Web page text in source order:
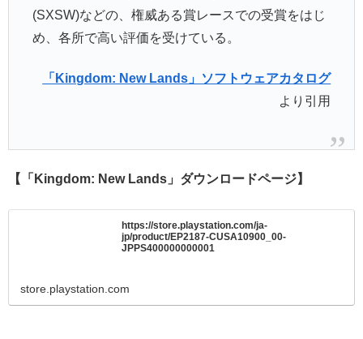
(SXSW)などの、権威ある賞レースでの受賞をはじ
め、各所で高い評価を受けている。
「Kingdom: New Lands」ソフトウェアカタログ
より引用
【「Kingdom: New Lands」ダウンロードページ】
https://store.playstation.com/ja-
jp/product/EP2187-CUSA10900_00-
JPPS400000000001
store.playstation.com